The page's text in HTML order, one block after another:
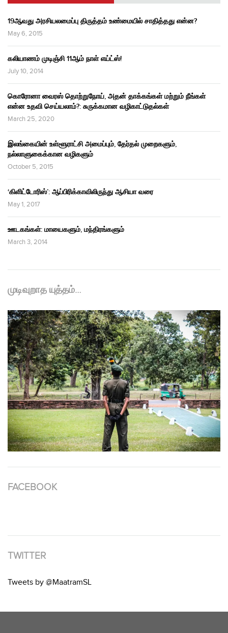
19ஆவது அரசியலமைப்பு திருத்தம் உண்மையில் சாதித்தது என்ன?
May 6, 2015
கலியாணம் முடிஞ்சி 11ஆம் நாள் எய்ட்ஸ்!
July 10, 2014
கொரோனா வைரஸ் தொற்றுநோய், அதன் தாக்கங்கள் மற்றும் நீங்கள்
என்ன உதவி செய்யலாம்?: சுருக்கமான வழிகாட்டுதல்கள்
March 25, 2020
இலங்கையின் உள்ளூராட்சி அமைப்பும், தேர்தல் முறைகளும்,
நல்லாளுகைக்கான வழிகளும்
October 5, 2015
‘கிளிட்டோரிஸ்’: ஆப்பிரிக்காவிலிருந்து ஆசியா வரை
May 1, 2017
ஊடகங்கள்: மாயைகளும், மந்திரங்களும்
March 3, 2014
முடிவுறாத யுத்தம்…
FACEBOOK
TWITTER
Tweets by @MaatramSL